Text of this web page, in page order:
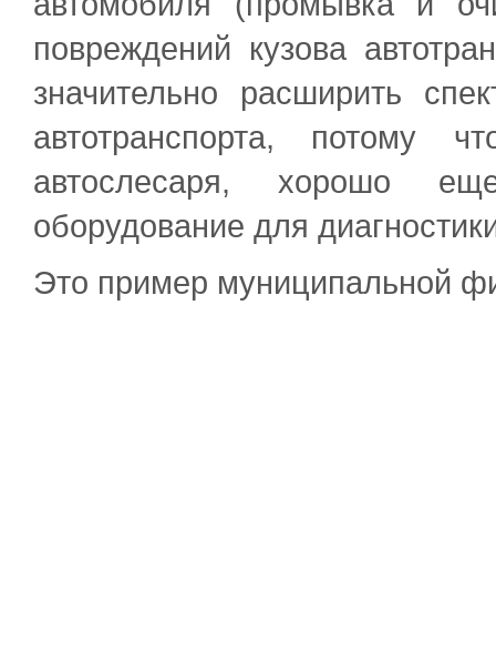
повреждений кузова
значительно расширить
автотранспорта,
автослесаря, хорошо
оборудование для
Это пример муниципальной